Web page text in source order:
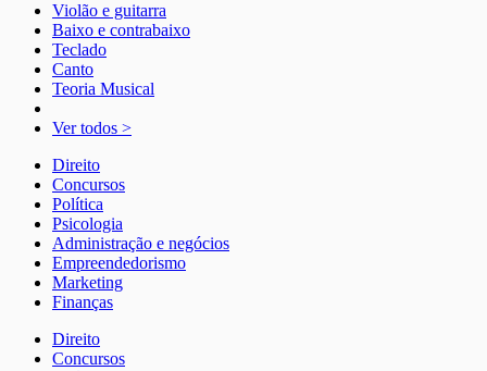
Violão e guitarra
Baixo e contrabaixo
Teclado
Canto
Teoria Musical
Ver todos >
Direito
Concursos
Política
Psicologia
Administração e negócios
Empreendedorismo
Marketing
Finanças
Direito
Concursos